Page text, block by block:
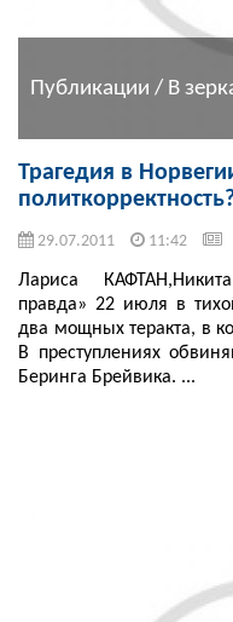
Публикации / В
Трагедия в
29.07.2011 11:42
Лариса
правда» 22 июля в
два мощных теракта, в
В преступлениях
Беринга Брейвика. ...